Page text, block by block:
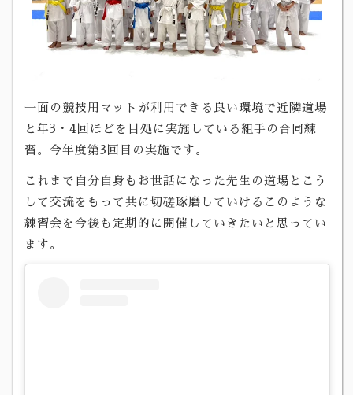
一面の競技用マットが利用できる良い環境で近隣道場
と年3・4回ほどを目処に実施している組手の合同練
習。今年度第3回目の実施です。
これまで自分自身もお世話になった先生の道場とこう
して交流をもって共に切磋琢磨していけるこのような
練習会を今後も定期的に開催していきたいと思ってい
ます。